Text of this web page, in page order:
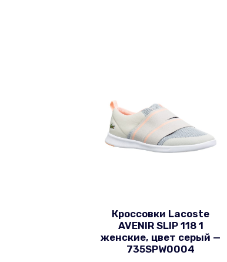
Кроссовки Lacoste
AVENIR SLIP 118 1
женские, цвет серый —
735SPW0004